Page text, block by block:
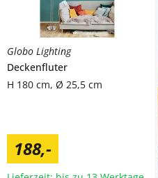
Globo Lighting
Deckenfluter
H 180 cm, Ø 25,5 cm
188,-